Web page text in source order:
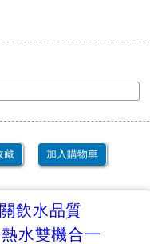
藏 加入購物車
飲水品質
水雙機合一